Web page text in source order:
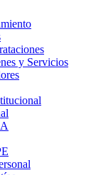
y Servicios